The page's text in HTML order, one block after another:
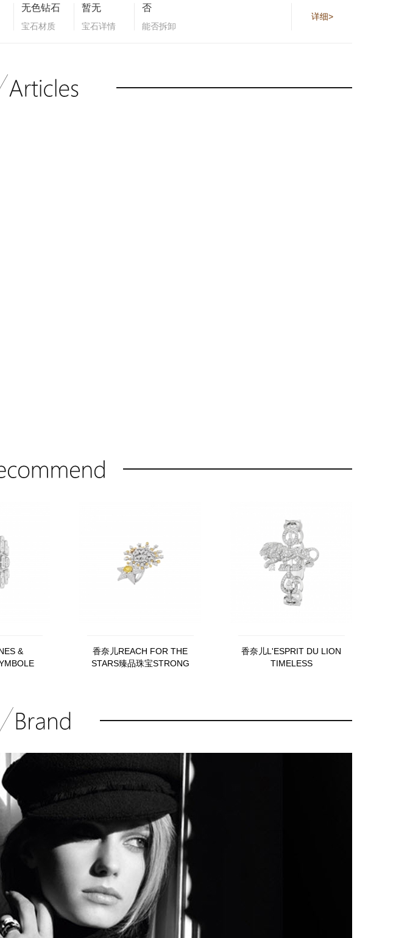
无色钻石
宝石材质
暂无
宝石详情
否
能否拆卸
详细>
&
香奈儿REACH FOR THE
STARS臻品珠宝STRONG
香奈儿L'ESPRIT DU LION
TIMELESS